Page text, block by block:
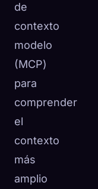
de
contexto
modelo
(MCP)
para
comprender
el
contexto
más
amplio